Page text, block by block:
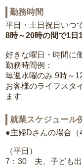
勤務時間
平日・土日祝日いつ
8時～20時の間で1日
好きな曜日・時間に
勤務時間例：
毎週水曜のみ 9時～
お客様のライフスタ
ます
就業スケジュール
●主婦Dさんの場合（
（平日）
7：30 夫、子ども出